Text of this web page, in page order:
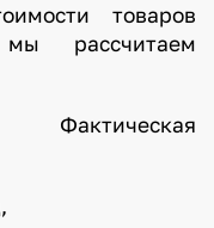
товаров
рассчитаем